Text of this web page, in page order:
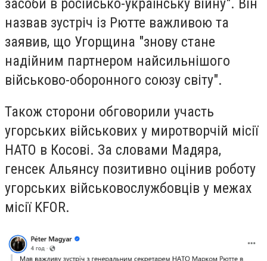
назвав зустріч із Рютте важливою та
заявив, що Угорщина "знову стане
надійним партнером найсильнішого
військово-оборонного союзу світу".
Також сторони обговорили участь
угорських військових у миротворчій місії
НАТО в Косові. За словами Мадяра,
генсек Альянсу позитивно оцінив роботу
угорських військовослужбовців у межах
місії KFOR.